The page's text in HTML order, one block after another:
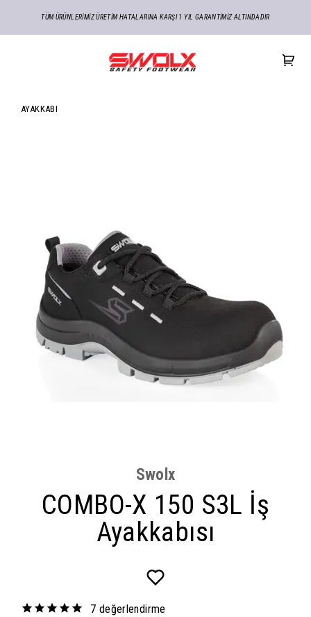
TÜM ÜRÜNLERİMİZ ÜRETİM HATALARINA KARŞI 1 YIL GARANTİMİZ ALTINDADIR
AYAKKABI
Swolx
COMBO-X 150 S3L İş
Ayakkabısı
7 değerlendirme